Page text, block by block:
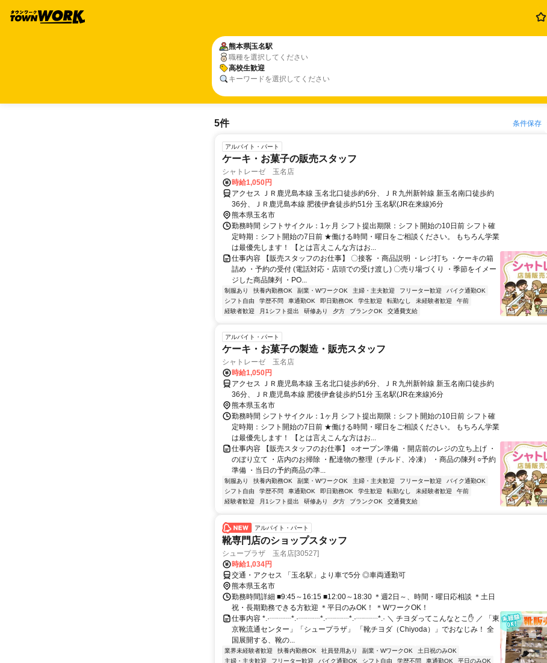
熊本県玉名駅
職種を選択してください
高校生歓迎
キーワードを選択してください
5件 条件保存
アルバイト・パート
ケーキ・お菓子の販売スタッフ
シャトレーゼ 玉名店
時給1,050円
アクセス ＪＲ鹿児島本線 玉名北口徒歩約6分、ＪＲ九州新幹線 新玉名南口徒歩約
36分、ＪＲ鹿児島本線 肥後伊倉徒歩約51分 玉名駅(JR在来線)6分
熊本県玉名市
勤務時間 シフトサイクル：1ヶ月 シフト提出期限：シフト開始の10日前 シフト確
定時期：シフト開始の7日前 ★働ける時間・曜日をご相談ください。 もちろん学業
は最優先します！ 【とは言えこんな方はお...
仕事内容 【販売スタッフのお仕事】 〇接客 ・商品説明 ・レジ打ち ・ケーキの箱
詰め ・予約の受付 (電話対応・店頭での受け渡し) 〇売り場づくり ・季節をイメー
ジした商品陳列 ・PO...
制服あり 扶養内勤務OK 副業・WワークOK 主婦・主夫歓迎 フリーター歓迎
バイク通勤OK
シフト自由
学歴不問 車通勤OK 即日勤務OK 学生歓迎 転勤なし 未経験者歓迎
午前
経験者歓迎
月1シフト提出 研修あり 夕方 ブランクOK 交通費支給
アルバイト・パート
ケーキ・お菓子の製造・販売スタッフ
シャトレーゼ 玉名店
時給1,050円
アクセス ＪＲ鹿児島本線 玉名北口徒歩約6分、ＪＲ九州新幹線 新玉名南口徒歩約
36分、ＪＲ鹿児島本線 肥後伊倉徒歩約51分 玉名駅(JR在来線)6分
熊本県玉名市
勤務時間 シフトサイクル：1ヶ月 シフト提出期限：シフト開始の10日前 シフト確
定時期：シフト開始の7日前 ★働ける時間・曜日をご相談ください。 もちろん学業
は最優先します！ 【とは言えこんな方はお...
仕事内容 【販売スタッフのお仕事】 ○オープン準備 ・開店前のレジの立ち上げ ・
のぼり立て ・店内のお掃除 ・配達物の整理（チルド、冷凍） ・商品の陳列 ○予約
準備 ・当日の予約商品の準...
制服あり 扶養内勤務OK 副業・WワークOK 主婦・主夫歓迎 フリーター歓迎
バイク通勤OK
シフト自由
学歴不問 車通勤OK 即日勤務OK 学生歓迎 転勤なし 未経験者歓迎
午前
経験者歓迎
月1シフト提出 研修あり 夕方 ブランクOK 交通費支給
アルバイト・パート
靴専門店のショップスタッフ
シュープラザ 玉名店[30527]
時給1,034円
交通・アクセス 「玉名駅」より車で5分 ◎車両通勤可
熊本県玉名市
勤務時間詳細 ■9:45～16:15 ■12:00～18:30 ＊週2日～、時間・曜日応相談 ＊土日
祝・長期勤務できる方歓迎 ＊平日のみOK！ ＊WワークOK！
仕事内容 *.·┈┈┈*.·┈┈┈*.·┈┈┈*.·┈┈┈*.· ＼ チヨダってこんなとこ✋ ／ 「東
京靴流通センター」「シュープラザ」 「靴チヨダ（Chiyoda）」でおなじみ！ 全
国展開する、靴の...
業界未経験者歓迎 扶養内勤務OK 社員登用あり 副業・WワークOK
土日祝のみOK
主婦・主夫歓迎
フリーター歓迎 バイク通勤OK シフト自由 学歴不問 車通勤OK
平日のみOK